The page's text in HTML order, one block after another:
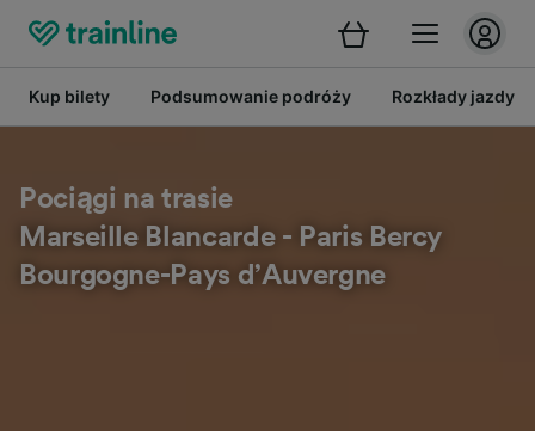
Kup bilety Podsumowanie podróży Rozkłady jazdy
Pociągi na trasie
Marseille Blancarde - Paris Bercy
Bourgogne-Pays d’Auvergne